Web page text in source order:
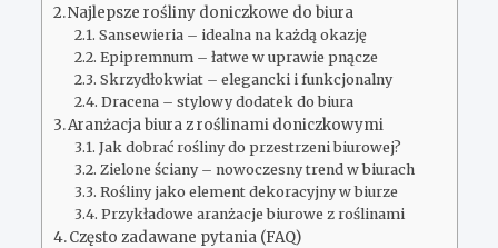
Najlepsze rośliny doniczkowe do biura
Sansewieria – idealna na każdą okazję
Epipremnum – łatwe w uprawie pnącze
Skrzydłokwiat – elegancki i funkcjonalny
Dracena – stylowy dodatek do biura
Aranżacja biura z roślinami doniczkowymi
Jak dobrać rośliny do przestrzeni biurowej?
Zielone ściany – nowoczesny trend w biurach
Rośliny jako element dekoracyjny w biurze
Przykładowe aranżacje biurowe z roślinami
Często zadawane pytania (FAQ)